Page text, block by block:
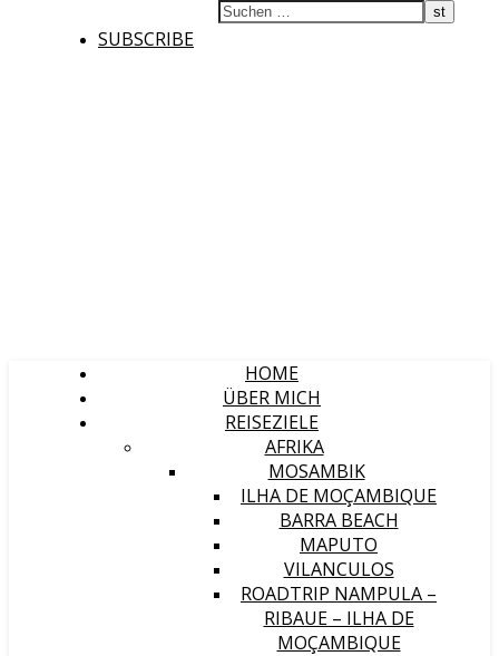
SUBSCRIBE
HOME
ÜBER MICH
REISEZIELE
AFRIKA
MOSAMBIK
ILHA DE MOÇAMBIQUE
BARRA BEACH
MAPUTO
VILANCULOS
ROADTRIP NAMPULA –
RIBAUE – ILHA DE
MOÇAMBIQUE